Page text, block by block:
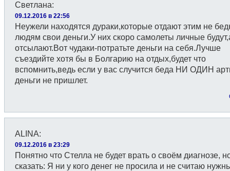
Светлана:
09.12.2016 в 22:56
Неужели находятся дураки,которые отдают этим не
людям свои деньги.У них скоро самолеты личные
отсылают.Вот чудаки-потратьте деньги на себя.Лучше
съездийте хотя бы в Болгарию на отдых,будет что
вспомнить,ведь если у вас случится беда НИ ОДИН
деньги не пришлет.
ALINA:
09.12.2016 в 23:29
Понятно что Стелла не будет врать о своём диагнозе,
сказать: Я ни у кого денег не просила и не считаю